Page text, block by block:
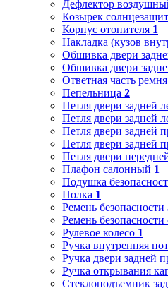
Дефлектор
Козырек
Корпус отопителя 1
Накладка (кузов
Обшивка двери
Обшивка двери
Ответная часть
Пепельница 2
Петля двери задней
Петля двери задней
Петля двери задней
Петля двери задней
Петля двери
Плафон салонный 1
Подушка
Полка 1
Ремень безопасности
Ремень
Рулевое колесо 1
Ручка внутренняя
Ручка двери задней
Ручка открывания
Стеклоподъемник